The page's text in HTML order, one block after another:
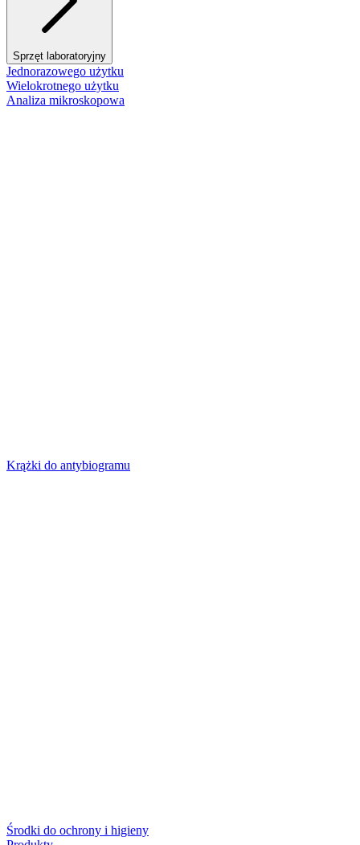
Sprzęt laboratoryjny
Jednorazowego użytku
Wielokrotnego użytku
Analiza mikroskopowa
Krążki do antybiogramu
Środki do ochrony i higieny